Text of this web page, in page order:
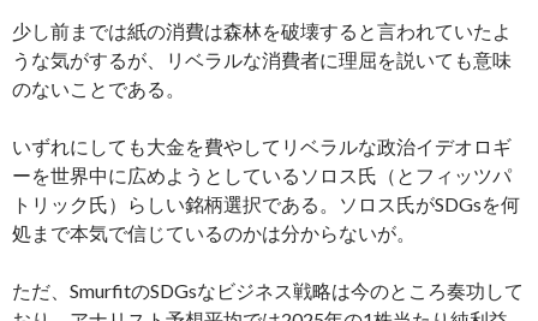
少し前までは紙の消費は森林を破壊すると言われていたよ
うな気がするが、リベラルな消費者に理屈を説いても意味
のないことである。
いずれにしても大金を費やしてリベラルな政治イデオロギ
ーを世界中に広めようとしているソロス氏（とフィッツパ
トリック氏）らしい銘柄選択である。ソロス氏がSDGsを何
処まで本気で信じているのかは分からないが。
ただ、SmurfitのSDGsなビジネス戦略は今のところ奏功して